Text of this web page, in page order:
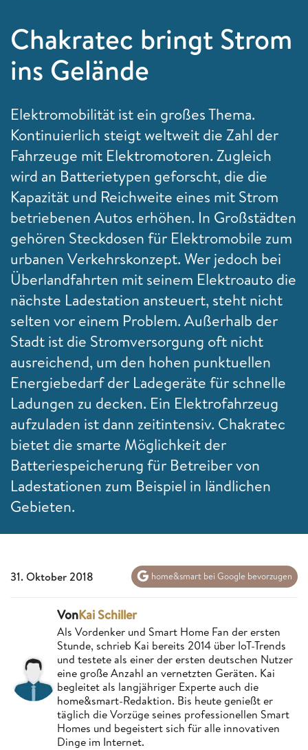
Chakratec bringt Strom
ins Gelände
Elektromobilität ist ein großes Thema.
Kontinuierlich steigt weltweit die Zahl der
Fahrzeuge mit Elektromotoren. Zugleich
wird an Batterietypen geforscht, die die
Kapazität und Reichweite eines mit Strom
betriebenen Autos erhöhen. In Großstädten
gehören Steckdosen für Elektromobile zum
urbanen Verkehrskonzept. Wer jedoch bei
Überlandfahrten mit seinem Elektroauto die
nächste Ladestation ansteuert, steht nicht
selten vor einem Problem. Außerhalb der
Stadt ist die Stromversorgung oft nicht
ausreichend, um den hohen punktuellen
Energiebedarf der Ladegeräte für schnelle
Ladungen zu decken. Ein Elektrofahrzeug
aufzuladen ist dann zeitintensiv. Chakratec
bietet die smarte Möglichkeit der
Batteriespeicherung für Betreiber von
Ladestationen zum Beispiel in ländlichen
Gebieten.
31. Oktober 2018 home&smart bei Google bevorzugen
VonKai Schiller
Als Vordenker und Smart Home Fan der ersten
Stunde, schrieb Kai bereits 2014 über IoT-Trends
und testete als einer der ersten deutschen Nutzer
eine große Anzahl an vernetzten Geräten. Kai
begleitet als langjähriger Experte auch die
home&smart-Redaktion. Bis heute genießt er
täglich die Vorzüge seines professionellen Smart
Homes und begeistert sich für alle innovativen
Dinge im Internet.